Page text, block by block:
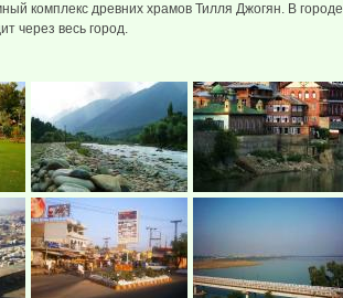
комплекс древних храмов Тилля Джогян. В городе
через весь город.